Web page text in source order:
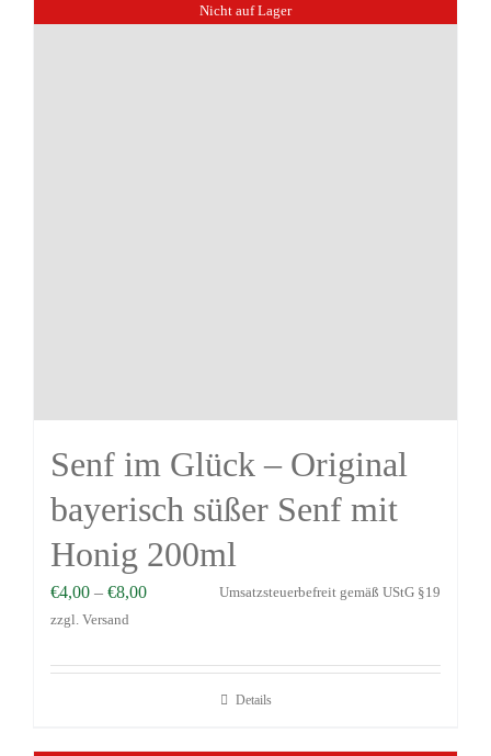
Nicht auf Lager
Senf im Glück – Original
bayerisch süßer Senf mit
Honig 200ml
€4,00 – €8,00
Umsatzsteuerbefreit gemäß UStG §19
zzgl. Versand
Details